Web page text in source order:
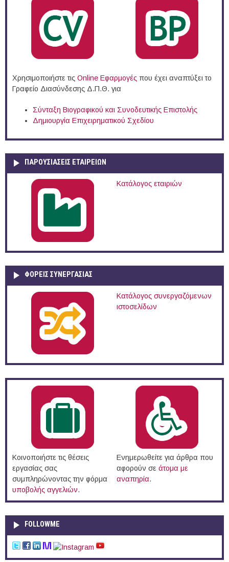
Χρησιμοποιήστε τις Online Eφαρμογές που έχει αναπτύξει το
Γραφείο Διασύνδεσης Δ.Π.Θ. για
Σύνταξη Βιογραφικού και Συνοδευτικής Επιστολής
Δημιουργία Επιχειρηματικού Σχεδίου
ΠΑΡΟΥΣΙΆΣΕΙΣ ΕΤΑΙΡΕΙΏΝ
Κατάλογος εταιριών
ΦΟΡΕΙΣ ΣΥΝΕΡΓΑΣΙΑΣ
Κατάλογος συνεργαζόμενων
ιστοσελίδων
Κοινοποιήστε τις θέσεις
εργασίας σας
συμπληρώνοντας την φόρμα
υποβολής αγγελιών.
Ενημερωθείτε για άρθρα που
αφορούν σε άτομα με
αναπηρία.
FOLLOWME